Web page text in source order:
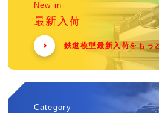
New in
最新入荷
鉄道模型最新入荷をもっ
Category